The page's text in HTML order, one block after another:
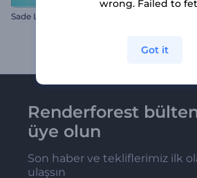
Sade Logo Animasyon Paketi
Renderforest
üye olun
Son haber ve tekliflerimiz ilk
ulaşsın
wrong. Failed to
Got it